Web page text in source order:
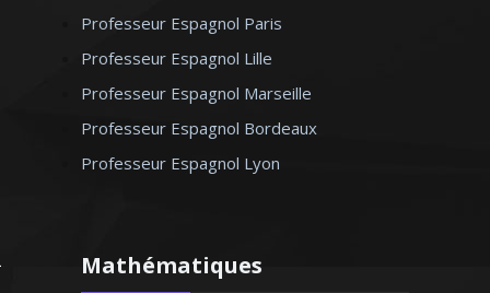
Professeur Espagnol Paris
Professeur Espagnol Lille
Professeur Espagnol Marseille
Professeur Espagnol Bordeaux
Professeur Espagnol Lyon
Mathématiques